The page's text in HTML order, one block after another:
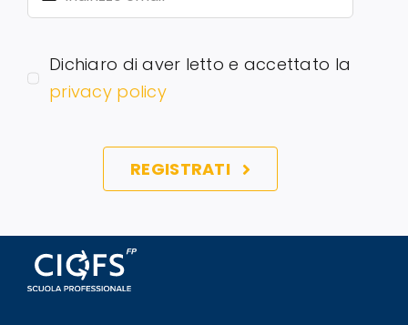
Dichiaro di aver letto e accettato la
privacy policy
REGISTRATI